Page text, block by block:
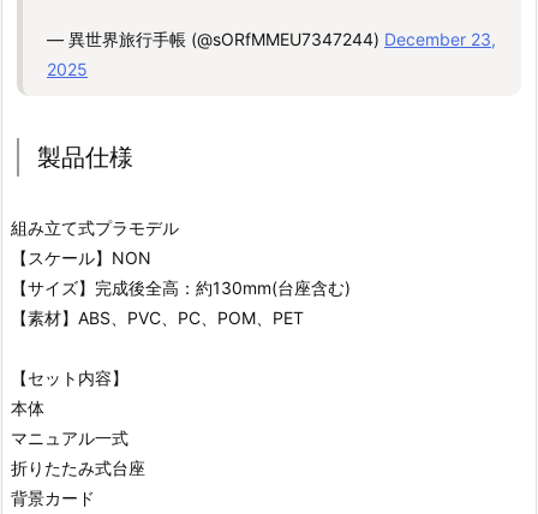
— 異世界旅行手帳 (@sORfMMEU7347244) December 23,
2025
製品仕様
組み立て式プラモデル
【スケール】NON
【サイズ】完成後全高：約130mm(台座含む)
【素材】ABS、PVC、PC、POM、PET
【セット内容】
本体
マニュアル一式
折りたたみ式台座
背景カード